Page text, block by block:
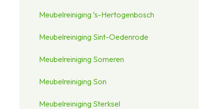
Meubelreiniging ‘s-Hertogenbosch
Meubelreiniging Sint-Oedenrode
Meubelreiniging Someren
Meubelreiniging Son
Meubelreiniging Sterksel